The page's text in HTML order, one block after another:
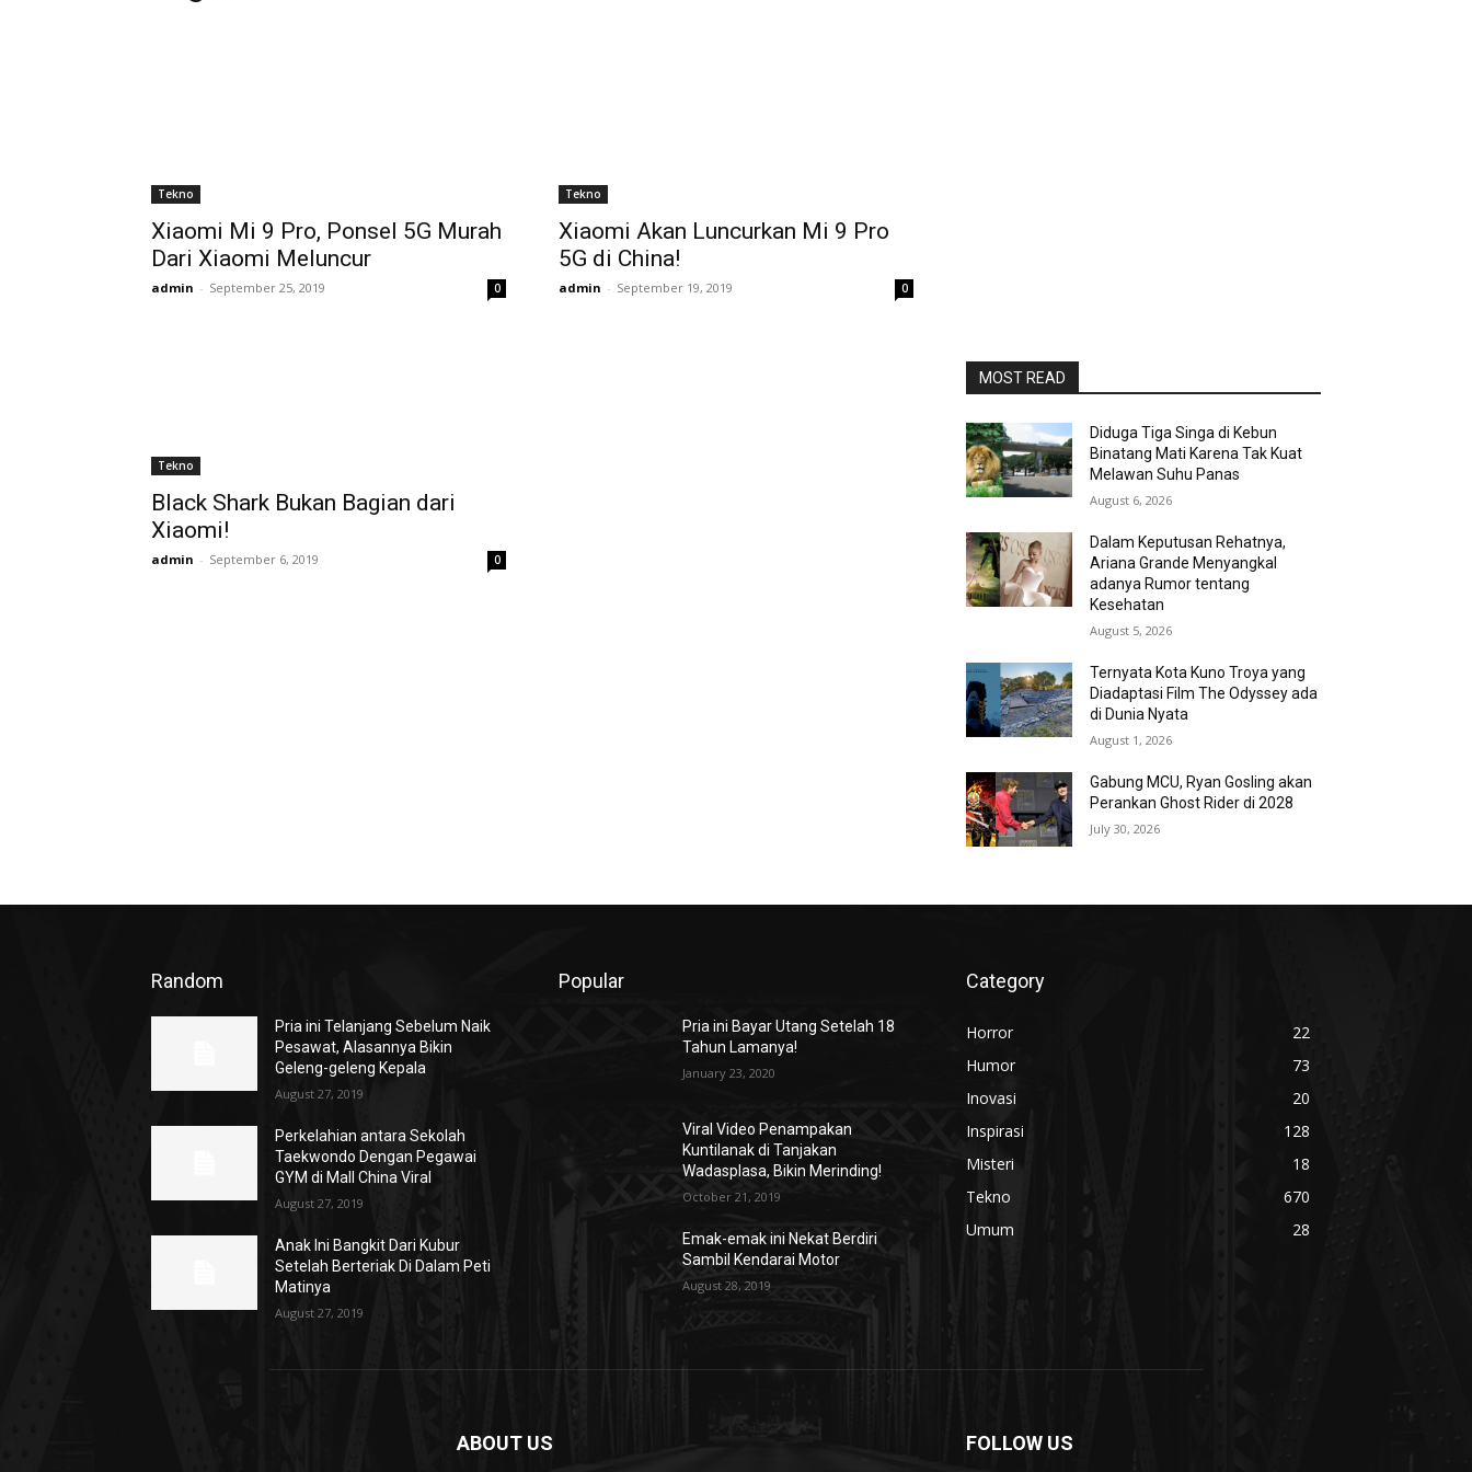
Tekno
Xiaomi Mi 9 Pro, Ponsel 5G Murah
Dari Xiaomi Meluncur
admin - September 25, 2019 0
Tekno
Xiaomi Akan Luncurkan Mi 9 Pro
5G di China!
admin - September 19, 2019 0
Tekno
Black Shark Bukan Bagian dari
Xiaomi!
admin - September 6, 2019 0
MOST READ
Diduga Tiga Singa di Kebun
Binatang Mati Karena Tak Kuat
Melawan Suhu Panas
August 6, 2026
Dalam Keputusan Rehatnya,
Ariana Grande Menyangkal
adanya Rumor tentang
Kesehatan
August 5, 2026
Ternyata Kota Kuno Troya yang
Diadaptasi Film The Odyssey ada
di Dunia Nyata
August 1, 2026
Gabung MCU, Ryan Gosling akan
Perankan Ghost Rider di 2028
July 30, 2026
Random
Pria ini Telanjang Sebelum Naik
Pesawat, Alasannya Bikin
Geleng-geleng Kepala
August 27, 2019
Perkelahian antara Sekolah
Taekwondo Dengan Pegawai
GYM di Mall China Viral
August 27, 2019
Anak Ini Bangkit Dari Kubur
Setelah Berteriak Di Dalam Peti
Matinya
August 27, 2019
Popular
Pria ini Bayar Utang Setelah 18
Tahun Lamanya!
January 23, 2020
Viral Video Penampakan
Kuntilanak di Tanjakan
Wadasplasa, Bikin Merinding!
October 21, 2019
Emak-emak ini Nekat Berdiri
Sambil Kendarai Motor
August 28, 2019
Category
Horror
22
Humor
73
Inovasi
20
Inspirasi
128
Misteri
18
Tekno
670
Umum
28
ABOUT US FOLLOW US